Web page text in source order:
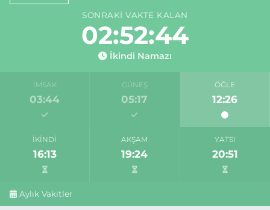
SONRAKI VAKTE KALAN
02:52:44
İkindi Namazı
İMSAK
03:44
GÜNEŞ
05:17
ÖĞLE
12:26
İKINDI
16:13
AKŞAM
19:24
YATSI
20:51
Aylık Vakitler